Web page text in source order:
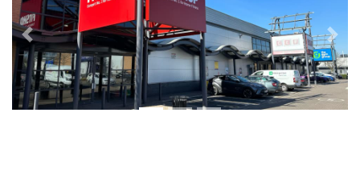
Previous Next